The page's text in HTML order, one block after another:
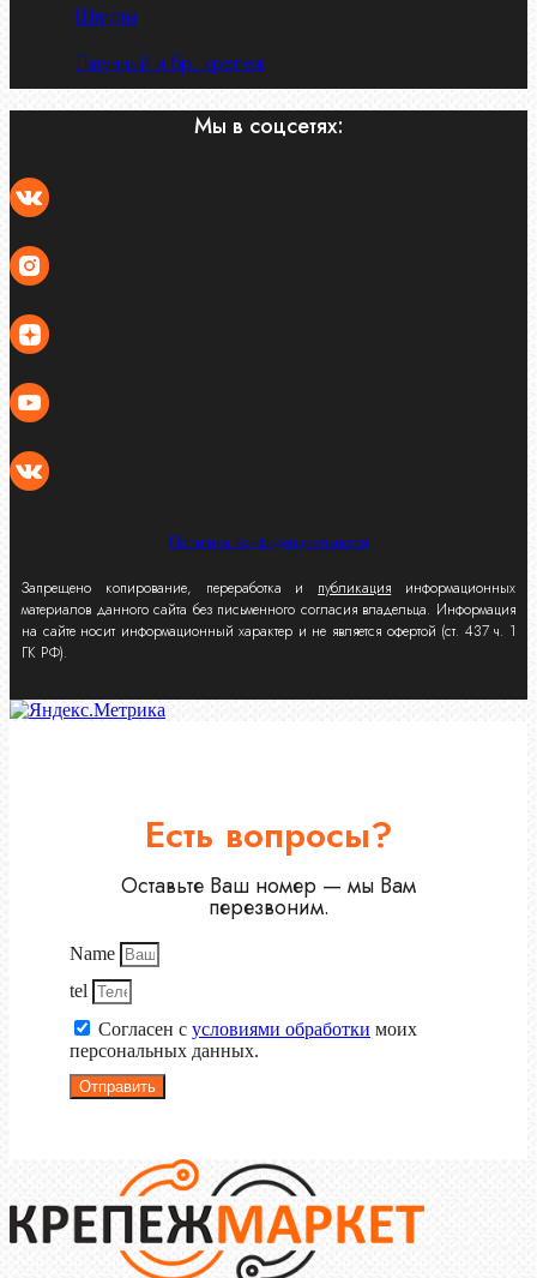
Штифты
Латунный и бр. крепеж
Мы в соцсетях:
Политика конфиденциальности
Запрещено копирование, переработка и публикация информационных
материалов данного сайта без письменного согласия владельца. Информация
на сайте носит информационный характер и не является офертой (ст. 437 ч. 1
ГК РФ).
Есть вопросы?
Оставьте Ваш номер — мы Вам
перезвоним.
Name
tel
Согласен с условиями обработки моих
персональных данных.
Отправить